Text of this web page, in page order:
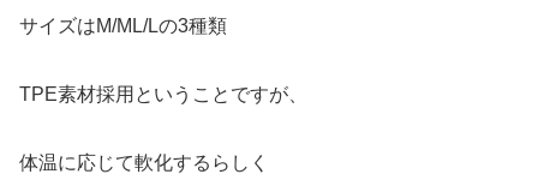
サイズはM/ML/Lの3種類
TPE素材採用ということですが、
体温に応じて軟化するらしく